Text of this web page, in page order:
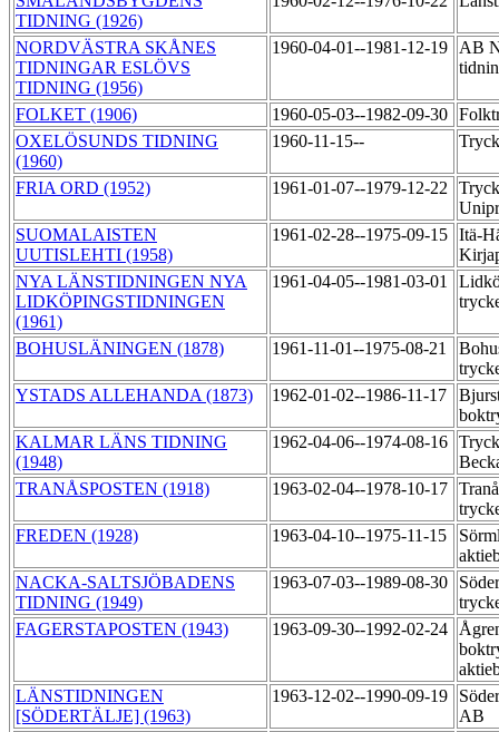
TIDNING (1926)
NORDVÄSTRA SKÅNES
TIDNINGAR ESLÖVS
TIDNING (1956)
1960-04-01--1981-12-19
AB
FOLKET (1906) 1960-05-03--1982-09-30
OXELÖSUNDS TIDNING
(1960)
1960-11-15--
FRIA ORD (1952) 1961-01-07--1979-12-22
SUOMALAISTEN
UUTISLEHTI (1958)
1961-02-28--1975-09-15 Itä-
NYA LÄNSTIDNINGEN NYA
LIDKÖPINGSTIDNINGEN
(1961)
1961-04-05--1981-03-01
BOHUSLÄNINGEN (1878) 1961-11-01--1975-08-21
YSTADS ALLEHANDA (1873)
1962-01-02--1986-11-17
KALMAR LÄNS TIDNING
(1948)
1962-04-06--1974-08-16
TRANÅSPOSTEN (1918)
1963-02-04--1978-10-17
FREDEN (1928)
1963-04-10--1975-11-15
NACKA-SALTSJÖBADENS
TIDNING (1949)
1963-07-03--1989-08-30
FAGERSTAPOSTEN (1943)
1963-09-30--1992-02-24
LÄNSTIDNINGEN
[SÖDERTÄLJE] (1963)
1963-12-02--1990-09-19
AB